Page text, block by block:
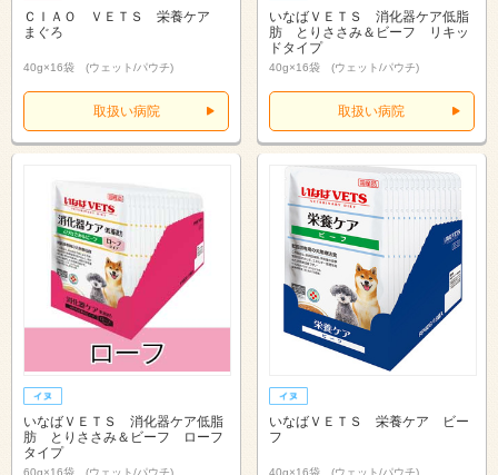
ＣＩＡＯ ＶＥＴＳ 栄養ケア
まぐろ
40g×16袋 (ウェット/パウチ)
取扱い病院
いなばＶＥＴＳ 消化器ケア低脂
肪 とりささみ＆ビーフ リキッ
ドタイプ
40g×16袋 (ウェット/パウチ)
取扱い病院
いなばＶＥＴＳ 消化器ケア低脂
肪 とりささみ＆ビーフ ローフ
タイプ
60g×16袋 (ウェット/パウチ)
いなばＶＥＴＳ 栄養ケア ビー
フ
40g×16袋 (ウェット/パウチ)